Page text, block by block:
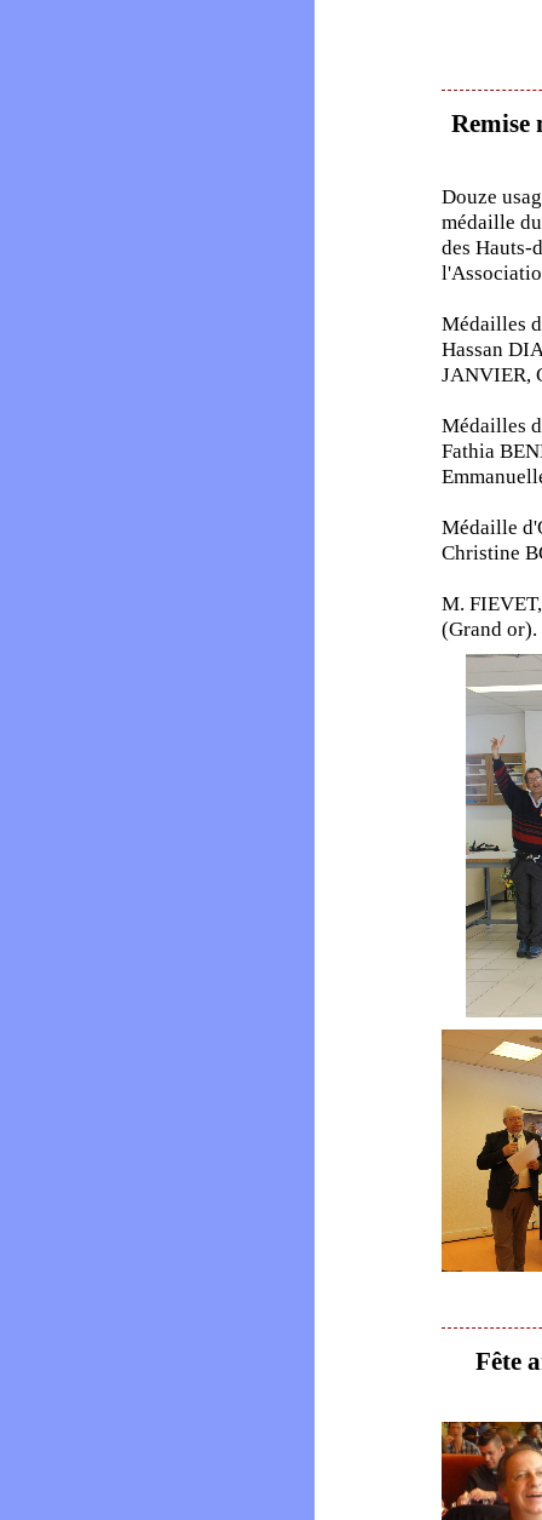
Remise
Douze
médaille
des Hauts-
Médailles
Hassan
JANVIER,
Médailles
Fathia
Médaille
Christine
M.
(Grand or).
Fête